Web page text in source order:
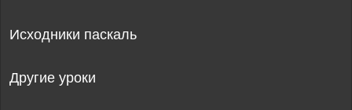
Исходники паскаль
Другие уроки